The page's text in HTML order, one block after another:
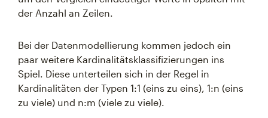
der Anzahl an Zeilen.
Bei der Datenmodellierung kommen jedoch ein
paar weitere Kardinalitätsklassifizierungen ins
Spiel. Diese unterteilen sich in der Regel in
Kardinalitäten der Typen 1:1 (eins zu eins), 1:n (eins
zu viele) und n:m (viele zu viele).